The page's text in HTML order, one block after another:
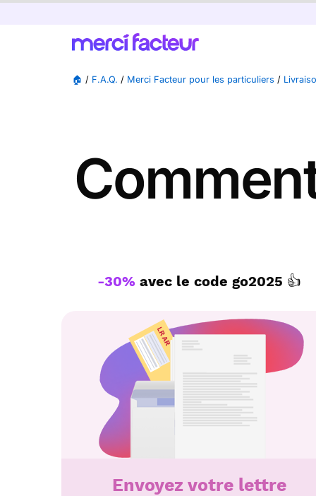
🏠 / F.A.Q. / Merci Facteur pour les particuliers /
-30% avec le code go2025 👍
Envoyez votre lettre